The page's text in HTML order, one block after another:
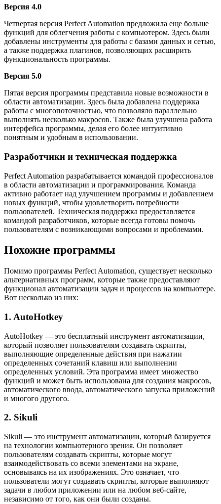
Версия 4.0
Четвертая версия Perfect Automation предложила еще больше
функций для облегчения работы с компьютером. Здесь были
добавлены инструменты для работы с базами данных и сетью,
а также поддержка плагинов, позволяющих расширить
функциональность программы.
Версия 5.0
Пятая версия программы представила новые возможности в
области автоматизации. Здесь была добавлена поддержка
работы с многопоточностью, что позволяло параллельно
выполнять несколько макросов. Также была улучшена работа
интерфейса программы, делая его более интуитивно
понятным и удобным в использовании.
Разработчики и техническая поддержка
Perfect Automation разрабатывается командой профессионалов
в области автоматизации и программирования. Команда
активно работает над улучшением программы и добавлением
новых функций, чтобы удовлетворить потребности
пользователей. Техническая поддержка предоставляется
командой разработчиков, которые всегда готовы помочь
пользователям с возникающими вопросами и проблемами.
Похожие программы
Помимо программы Perfect Automation, существует несколько
альтернативных программ, которые также предоставляют
функционал автоматизации задач и процессов на компьютере.
Вот несколько из них:
1. AutoHotkey
AutoHotkey — это бесплатный инструмент автоматизации,
который позволяет пользователям создавать скрипты,
выполняющие определенные действия при нажатии
определенных сочетаний клавиш или выполнении
определенных условий. Эта программа имеет множество
функций и может быть использована для создания макросов,
автоматического ввода, автоматического запуска приложений
и многого другого.
2. Sikuli
Sikuli — это инструмент автоматизации, который базируется
на технологии компьютерного зрения. Он позволяет
пользователям создавать скрипты, которые могут
взаимодействовать со всеми элементами на экране,
основываясь на их изображениях. Это означает, что
пользователи могут создавать скрипты, которые выполняют
задачи в любом приложении или на любом веб-сайте,
независимо от того, как они были созданы.